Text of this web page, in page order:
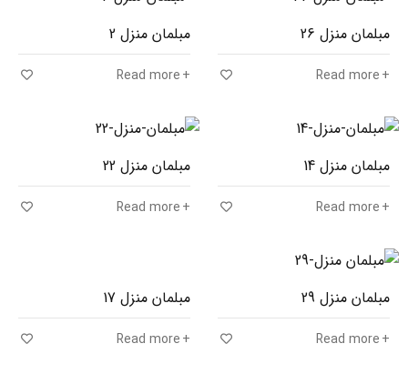
مبلمان منزل 26
Read more
مبلمان منزل 2
Read more
مبلمان منزل 14
Read more
مبلمان منزل 22
Read more
مبلمان منزل 29
Read more
مبلمان منزل 17
Read more